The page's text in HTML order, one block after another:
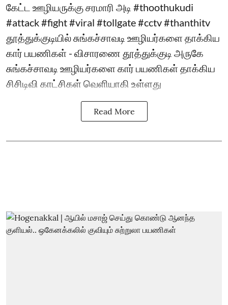
கேட்ட ஊழியருக்கு சரமாரி அடி #thoothukudi
#attack #fight #viral #tollgate #cctv #thanthitv
தூத்துக்குடியில் சுங்கச்சாவடி ஊழியர்களை தாக்கிய
கார் பயணிகள் - விசாரணை தூத்துக்குடி அருகே
சுங்கச்சாவடி ஊழியர்களை கார் பயணிகள் தாக்கிய
சிசிடிவி காட்சிகள் வெளியாகி உள்ளது
Read More